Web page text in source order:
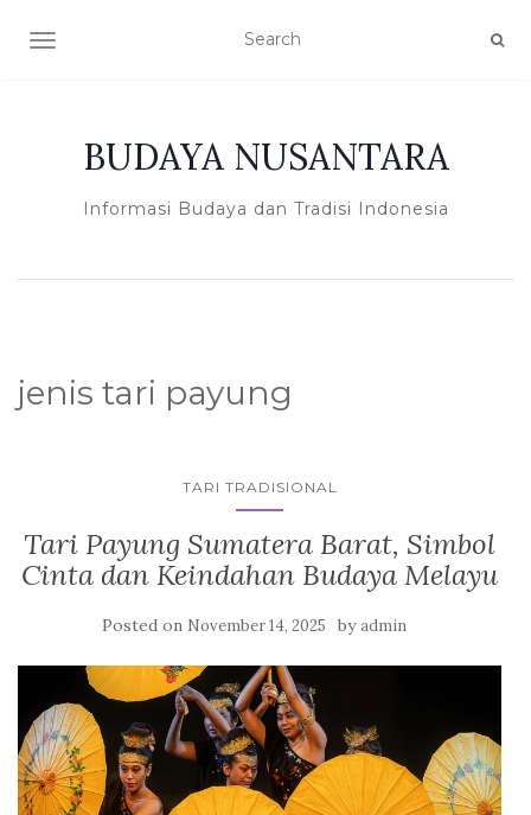
TOGGLE NAVIGATION
BUDAYA NUSANTARA
Informasi Budaya dan Tradisi Indonesia
jenis tari payung
TARI TRADISIONAL
Tari Payung Sumatera Barat, Simbol
Cinta dan Keindahan Budaya Melayu
Posted on November 14, 2025 byadmin